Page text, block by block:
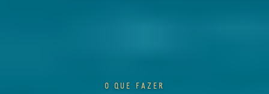
O QUE FAZER